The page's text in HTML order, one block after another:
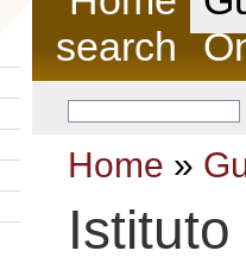
search
Home »